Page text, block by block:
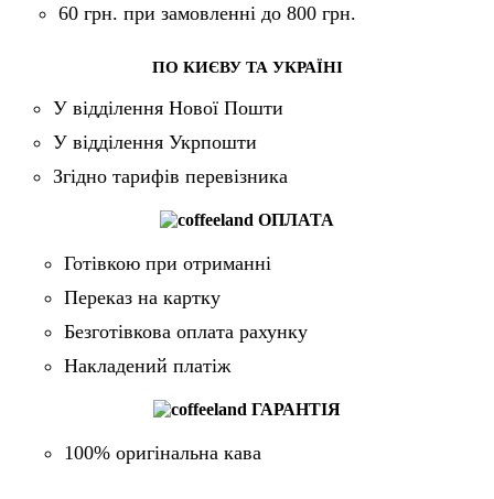
60 грн. при замовленні до 800 грн.
ПО КИЄВУ ТА УКРАЇНІ
У відділення Нової Пошти
У відділення Укрпошти
Згідно тарифів перевізника
ОПЛАТА
Готівкою при отриманні
Переказ на картку
Безготівкова оплата рахунку
Накладений платіж
ГАРАНТІЯ
100% оригінальна кава